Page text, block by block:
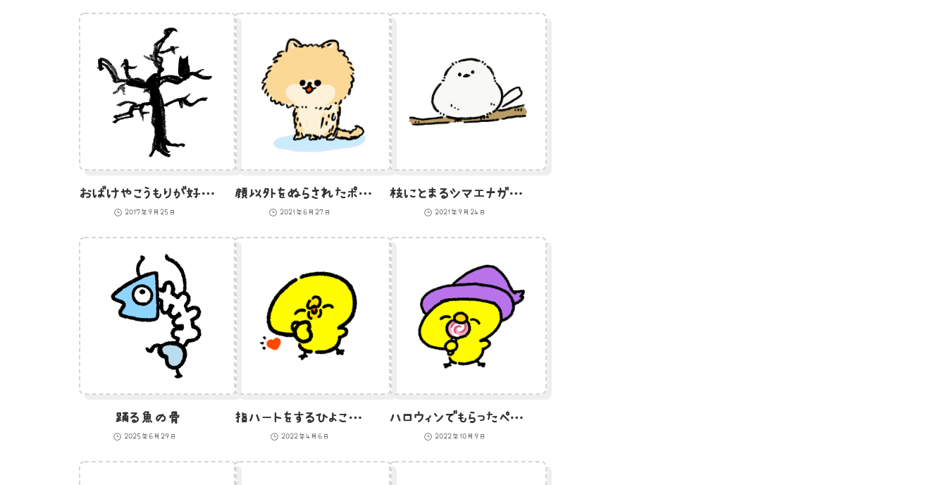
おばけやこうもりが好きそうなハロウィンの木
2017年9月25日
顔以外をぬらされたポメラニアンのイラスト
2021年6月27日
枝にとまるシマエナガのイラスト
2021年9月24日
踊る魚の骨
2025年6月29日
指ハートをするひよこのイラスト
2022年4月6日
ハロウィンでもらったぺろぺろキャンディーを食べるひよこ
2022年10月9日